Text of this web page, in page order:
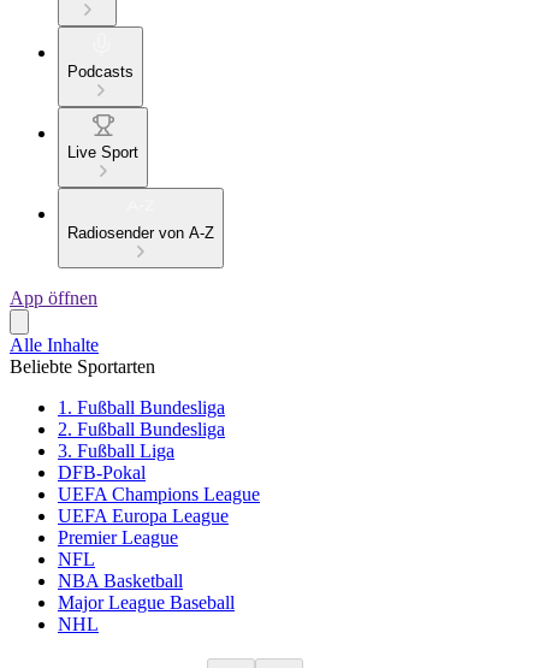
Podcasts
Live Sport
Radiosender von A-Z
App öffnen
Alle Inhalte
Beliebte Sportarten
1. Fußball Bundesliga
2. Fußball Bundesliga
3. Fußball Liga
DFB-Pokal
UEFA Champions League
UEFA Europa League
Premier League
NFL
NBA Basketball
Major League Baseball
NHL